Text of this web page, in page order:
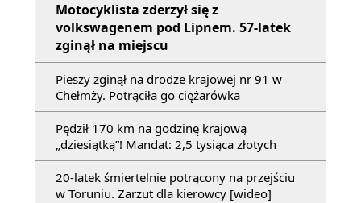
Motocyklista zderzył się z
volkswagenem pod Lipnem. 57-latek
zginął na miejscu
Pieszy zginął na drodze krajowej nr 91 w
Chełmży. Potrąciła go ciężarówka
Pędził 170 km na godzinę krajową
„dziesiątką”! Mandat: 2,5 tysiąca złotych
20-latek śmiertelnie potrącony na przejściu
w Toruniu. Zarzut dla kierowcy [wideo]